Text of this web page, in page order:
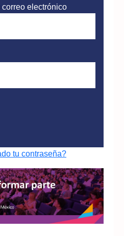
electrónico
tu contraseña?